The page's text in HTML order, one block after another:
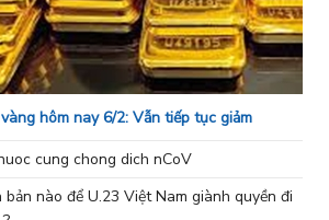
hôm nay 6/2: Vẫn tiếp tục giảm
cung chong dich nCoV
bản nào để U.23 Việt Nam giành quyền đi